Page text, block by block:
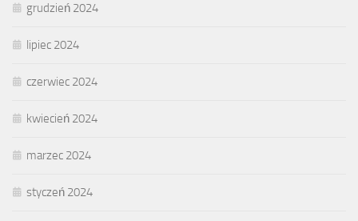
grudzień 2024
lipiec 2024
czerwiec 2024
kwiecień 2024
marzec 2024
styczeń 2024